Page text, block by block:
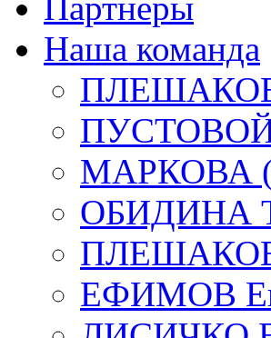
Партнеры
Наша команда
ПЛЕШАКОВ
МАРКОВА
ОБИДИНА
ПЛЕШАКОВ
ЕФИМОВ